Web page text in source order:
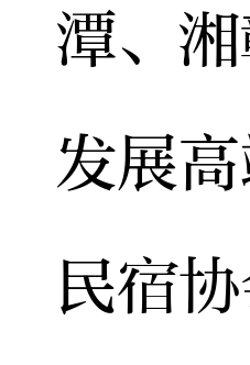
潭、
发展
民宿